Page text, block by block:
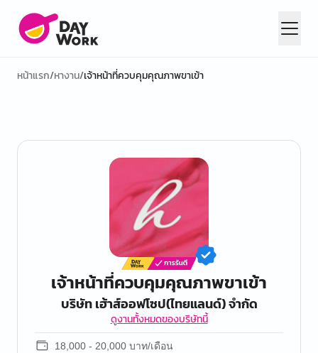
หน้าแรก/หางาน/เจ้าหน้าที่ควบคุมคุณภาพขาเข้า
เจ้าหน้าที่ควบคุมคุณภาพขาเข้า
บริษัท เฮ้าส์ออฟโซป(ไทยแลนด์) จำกัด
ดูงานทั้งหมดของบริษัทนี้
18,000 - 20,000 บาท/เดือน